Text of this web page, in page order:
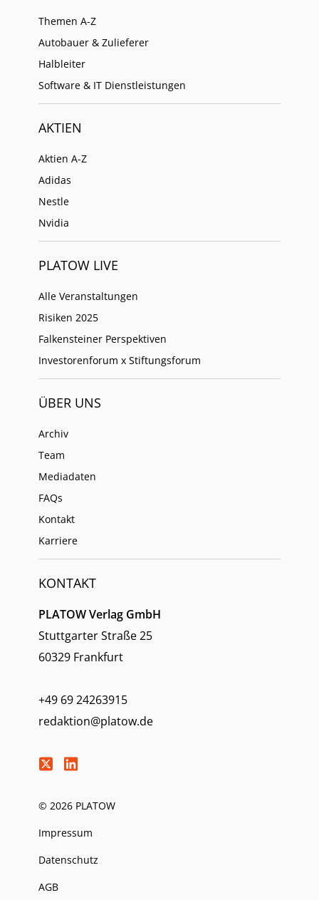
Themen A-Z
Autobauer & Zulieferer
Halbleiter
Software & IT Dienstleistungen
AKTIEN
Aktien A-Z
Adidas
Nestle
Nvidia
PLATOW LIVE
Alle Veranstaltungen
Risiken 2025
Falkensteiner Perspektiven
Investorenforum x Stiftungsforum
ÜBER UNS
Archiv
Team
Mediadaten
FAQs
Kontakt
Karriere
KONTAKT
PLATOW Verlag GmbH
Stuttgarter Straße 25
60329 Frankfurt
+49 69 24263915
redaktion@platow.de
© 2026 PLATOW
Impressum
Datenschutz
AGB